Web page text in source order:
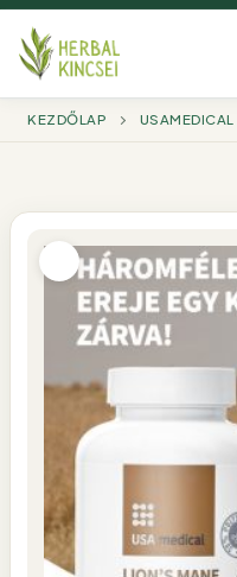
Ugrás
tartalomra
KEZDŐLAP USAMEDICAL